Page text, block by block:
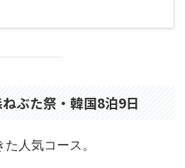
ぶた祭・韓国8泊9日
人気コース。